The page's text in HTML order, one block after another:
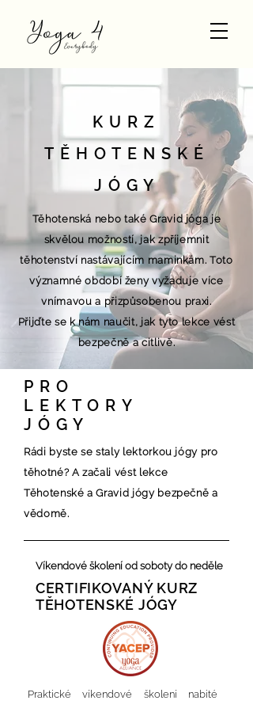
KURZ
TĚHOTENSKÉ
JÓGY
Těhotenská nebo také Gravid jóga je
skvělou možností, jak zpříjemnit
těhotenství nastávajícím maminkám. Toto
významné období ženy vyžaduje více
vnímavou a přizpůsobenou praxi.
Přijďte se k nám naučit, jak tyto lekce vést
bezpečně a citlivě.
PRO
LEKTORY
JÓGY
Rádi byste se staly lektorkou jógy pro
těhotné?A začali vést lekce
Těhotenské a Gravid jógy bezpečně a
vědomě.
Víkendové školení od soboty do neděle
CERTIFIKOVANÝ KURZ
TĚHOTENSKÉ JÓGY
Praktické víkendové školení nabité